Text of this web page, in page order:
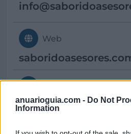
anuarioguia.com - Do Not
Information
info@
Web
Oficina de Sanlúcar